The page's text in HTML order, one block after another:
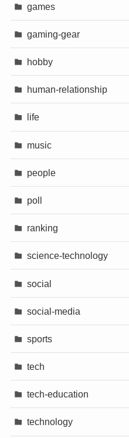
games
gaming-gear
hobby
human-relationship
life
music
people
poll
ranking
science-technology
social
social-media
sports
tech
tech-education
technology